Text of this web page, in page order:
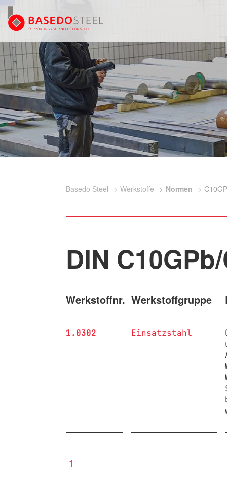
Basedo Steel Werkstoffe Normen
DIN
Werkstoffnr. Werkstoffgruppe
1.0302 Einsatzstahl
1